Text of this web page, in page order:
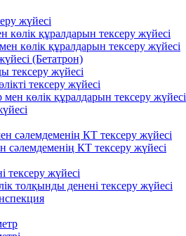
жүйесі
құралдарын тексеру жүйесі
көлік құралдарын тексеру жүйесі
(Бетатрон)
тексеру жүйесі
тексеру жүйесі
мен көлік құралдарын тексеру жүйесі
сәлемдеменің КТ тексеру жүйесі
КТ тексеру жүйесі
тексеру жүйесі
толқынды денені тексеру жүйесі